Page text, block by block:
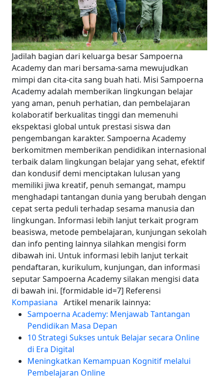
Jadilah bagian dari keluarga besar Sampoerna
Academy dan mari bersama-sama mewujudkan
mimpi dan cita-cita sang buah hati. Misi Sampoerna
Academy adalah memberikan lingkungan belajar
yang aman, penuh perhatian, dan pembelajaran
kolaboratif berkualitas tinggi dan memenuhi
ekspektasi global untuk prestasi siswa dan
pengembangan karakter. Sampoerna Academy
berkomitmen memberikan pendidikan internasional
terbaik dalam lingkungan belajar yang sehat, efektif
dan kondusif demi menciptakan lulusan yang
memiliki jiwa kreatif, penuh semangat, mampu
menghadapi tantangan dunia yang berubah dengan
cepat serta peduli terhadap sesama manusia dan
lingkungan. Informasi lebih lanjut terkait program
beasiswa, metode pembelajaran, kunjungan sekolah
dan info penting lainnya silahkan mengisi form
dibawah ini. Untuk informasi lebih lanjut terkait
pendaftaran, kurikulum, kunjungan, dan informasi
seputar Sampoerna Academy silakan mengisi data
di bawah ini. [formidable id=7] Referensi
Kompasiana Artikel menarik lainnya:
Sampoerna Academy: Menjawab Tantangan
Pendidikan Masa Depan
10 Strategi Sukses untuk Belajar secara Online
di Era Digital
Meningkatkan Kemampuan Kognitif melalui
Pembelajaran Online